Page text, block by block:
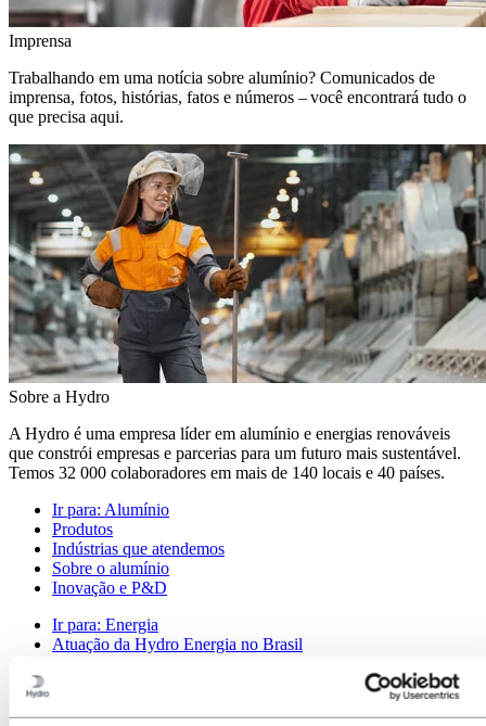
Imprensa
Trabalhando em uma notícia sobre alumínio? Comunicados de
imprensa, fotos, histórias, fatos e números – você encontrará tudo o
que precisa aqui.
Sobre a Hydro
A Hydro é uma empresa líder em alumínio e energias renováveis
que constrói empresas e parcerias para um futuro mais sustentável.
Temos 32 000 colaboradores em mais de 140 locais e 40 países.
Ir para: Alumínio
Produtos
Indústrias que atendemos
Sobre o alumínio
Inovação e P&D
Ir para: Energia
Atuação da Hydro Energia no Brasil